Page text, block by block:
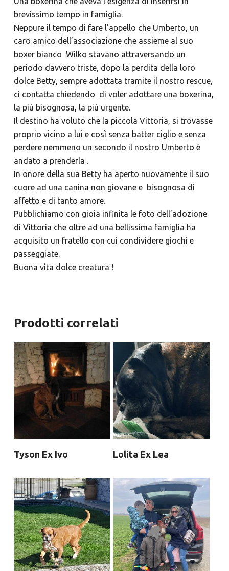
brevissimo tempo in famiglia.
Neppure il tempo di fare l’appello che Umberto, un
caro amico dell’associazione che assieme al suo
boxer bianco Wilko stavano attraversando un
periodo davvero triste, dopo la perdita della loro
dolce Betty, sempre adottata tramite il nostro rescue,
ci contatta chiedendo di voler adottare una boxerina,
la più bisognosa, la più urgente.
Il destino ha voluto che la piccola Vittoria, si trovasse
proprio vicino a lui e così senza batter ciglio e senza
perdere nemmeno un secondo il nostro Umberto è
andato a prenderla .
In onore della sua Betty ha aperto nuovamente il suo
cuore ad una canina non giovane e bisognosa di
affetto e di tanto amore.
Pubblichiamo con gioia infinita le foto dell’adozione
di Vittoria che oltre ad una bellissima famiglia ha
acquisito un fratello con cui condividere giochi e
passeggiate.
Buona vita dolce creatura !
Prodotti correlati
Tyson Ex Ivo Lolita Ex Lea